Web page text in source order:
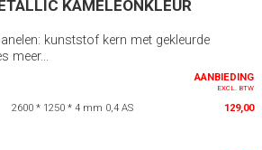
KAMELEONKLEUR
kunststof kern met gekleurde
meer...
AANBIEDING
EXCL. BTW
2600 * 1250 * 4 mm 0,4 AS 129,00